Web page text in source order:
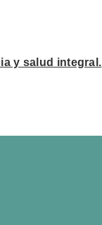
y salud integral.